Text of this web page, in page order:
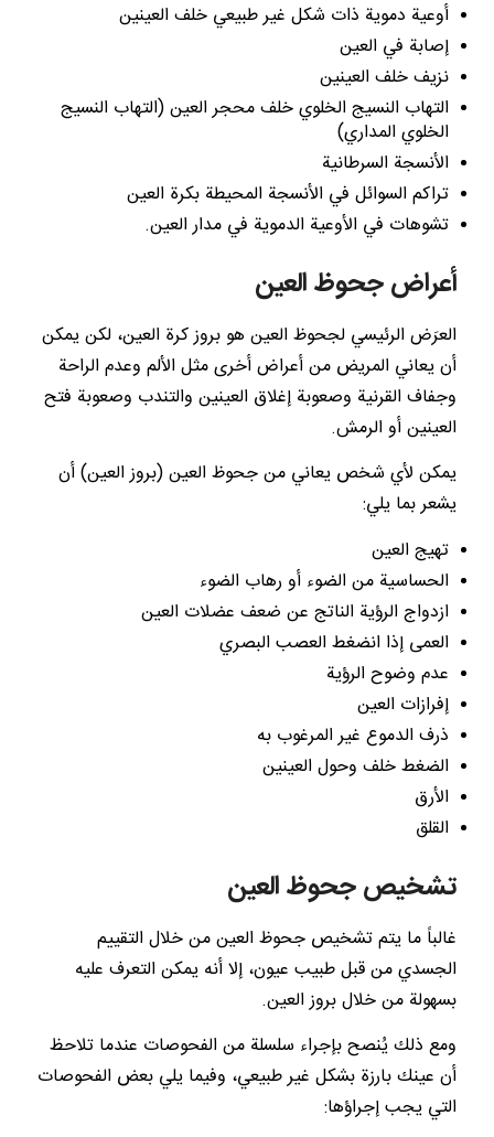
أوعية دموية ذات شكل غير طبيعي خلف العينين
إصابة في العين
نزيف خلف العينين
التهاب النسيج الخلوي خلف محجر العين (التهاب النسيج
الخلوي المداري)
الأنسجة السرطانية
تراكم السوائل في الأنسجة المحيطة بكرة العين
تشوهات في الأوعية الدموية في مدار العين.
أعراض جحوظ العين
العرَض الرئيسي لجحوظ العين هو بروز كرة العين، لكن يمكن
أن يعاني المريض من أعراض أخرى مثل الألم وعدم الراحة
وجفاف القرنية وصعوبة إغلاق العينين والتندب وصعوبة فتح
العينين أو الرمش.
يمكن لأي شخص يعاني من جحوظ العين (بروز العين) أن
يشعر بما يلي:
تهيج العين
الحساسية من الضوء أو رهاب الضوء
ازدواج الرؤية الناتج عن ضعف عضلات العين
العمى إذا انضغط العصب البصري
عدم وضوح الرؤية
إفرازات العين
ذرف الدموع غير المرغوب به
الضغط خلف وحول العينين
الأرق
القلق
تشخيص جحوظ العين
غالباً ما يتم تشخيص جحوظ العين من خلال التقييم
الجسدي من قبل طبيب عيون، إلا أنه يمكن التعرف عليه
بسهولة من خلال بروز العين.
ومع ذلك يُنصح بإجراء سلسلة من الفحوصات عندما تلاحظ
أن عينك بارزة بشكل غير طبيعي، وفيما يلي بعض الفحوصات
التي يجب إجراؤها: